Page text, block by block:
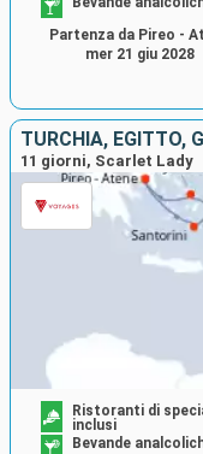
Partenza da Pireo -
mer 21 giu 2028
TURCHIA, EGITTO,
11 giorni, Scarlet Lady
Ristoranti di
inclusi
Bevande